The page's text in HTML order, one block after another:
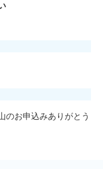
のお申込みありがとう